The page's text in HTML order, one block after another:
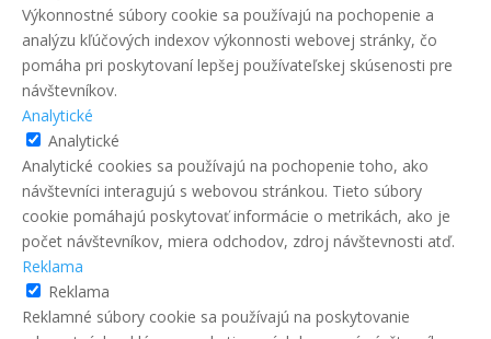
Výkonnostné súbory cookie sa používajú na pochopenie a
analýzu kľúčových indexov výkonnosti webovej stránky, čo
pomáha pri poskytovaní lepšej používateľskej skúsenosti pre
návštevníkov.
Analytické
Analytické
Analytické cookies sa používajú na pochopenie toho, ako
návštevníci interagujú s webovou stránkou. Tieto súbory
cookie pomáhajú poskytovať informácie o metrikách, ako je
počet návštevníkov, miera odchodov, zdroj návštevnosti atď.
Reklama
Reklama
Reklamné súbory cookie sa používajú na poskytovanie